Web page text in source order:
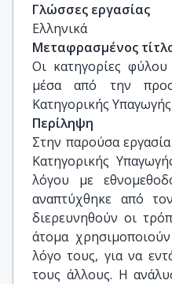
Γλώσσες εργασίας
Ελληνικά
Μεταφρασμένος
Οι κατηγορίες
μέσα από την
Κατηγορικής Υπαγωγής
Περίληψη
Στην παρούσα
Κατηγορικής
λόγου με
αναπτύχθηκε από
διερευνηθούν οι
άτομα
λόγο τους, για να
τους άλλους. Η